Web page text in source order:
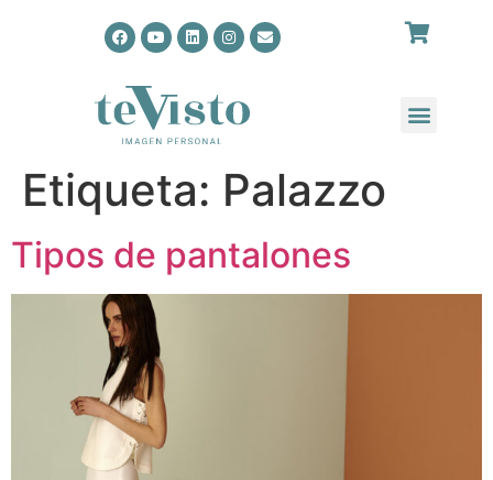
Etiqueta: Palazzo
Tipos de pantalones